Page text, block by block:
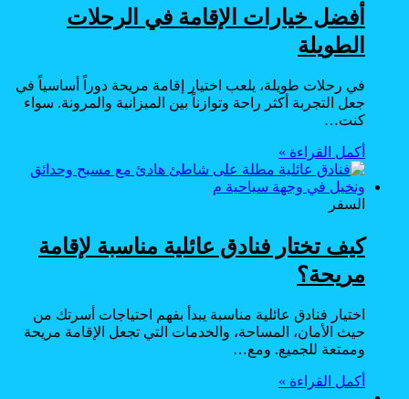
أفضل خيارات الإقامة في الرحلات
الطويلة
في رحلات طويلة، يلعب اختيار إقامة مريحة دوراً أساسياً في
جعل التجربة أكثر راحة وتوازناً بين الميزانية والمرونة. سواء
كنت…
أكمل القراءة »
السفر
كيف تختار فنادق عائلية مناسبة لإقامة
مريحة؟
اختيار فنادق عائلية مناسبة يبدأ بفهم احتياجات أسرتك من
حيث الأمان، المساحة، والخدمات التي تجعل الإقامة مريحة
وممتعة للجميع. ومع…
أكمل القراءة »